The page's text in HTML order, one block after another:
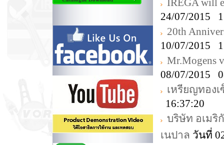
IREGA will
24/07/2015
20th
10/07/2015
Mr.Mogens
08/07/2015
เหรียญทอง
16:37:20
บริษัท อเมริ
เนปาล วันที่